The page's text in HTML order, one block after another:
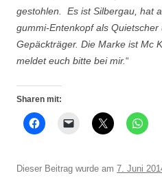
gestohlen. Es ist Silbergau, hat
gummi-Entenkopf als Quietscher
Gepäckträger. Die Marke ist Mc
meldet euch bitte bei mir.“
Sharen mit:
Dieser Beitrag wurde am 7. Juni